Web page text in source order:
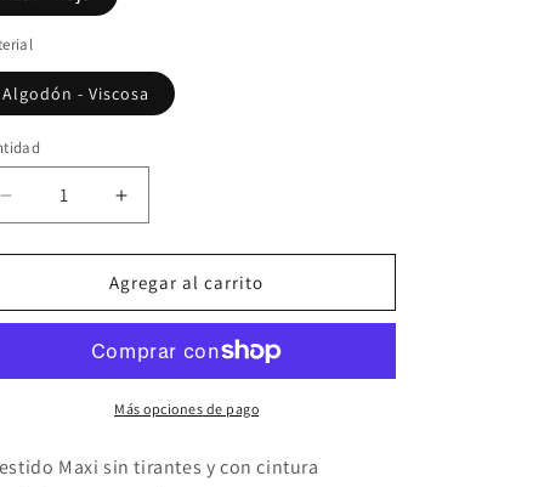
Algodón - Viscosa
Reducir
cantidad
para
Aumentar
cantidad
para
Bandera
Agregar al carrito
Más opciones de pago
Maxi sin tirantes y con cintura